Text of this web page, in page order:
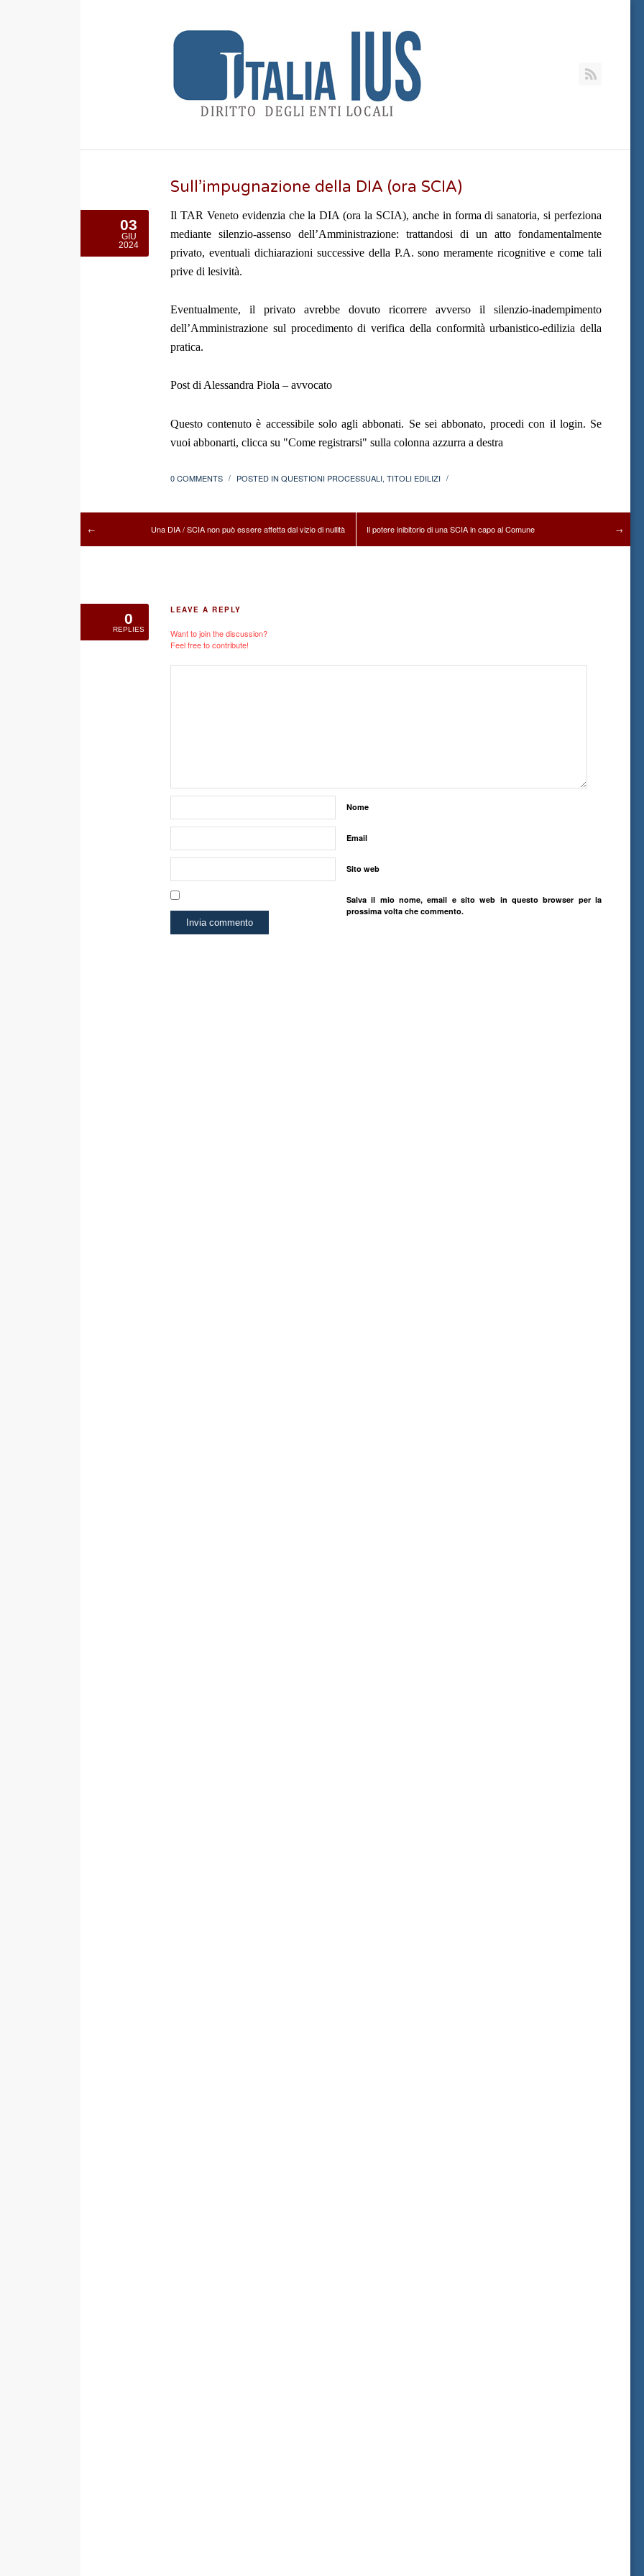
Sull’impugnazione della DIA (ora SCIA)
03
GIU
2024
Il TAR Veneto evidenzia che la DIA (ora la SCIA), anche in forma di sanatoria, si perfeziona
mediante silenzio-assenso dell’Amministrazione: trattandosi di un atto fondamentalmente
privato, eventuali dichiarazioni successive della P.A. sono meramente ricognitive e come tali
prive di lesività.
Eventualmente, il privato avrebbe dovuto ricorrere avverso il silenzio-inadempimento
dell’Amministrazione sul procedimento di verifica della conformità urbanistico-edilizia della
pratica.
Post di Alessandra Piola – avvocato
Questo contenuto è accessibile solo agli abbonati. Se sei abbonato, procedi con il login. Se
vuoi abbonarti, clicca su "Come registrarsi" sulla colonna azzurra a destra
0 COMMENTS / POSTED IN QUESTIONI PROCESSUALI, TITOLI EDILIZI /
← Una DIA / SCIA non può essere affetta dal vizio di nullità Il potere inibitorio di una SCIA in capo al Comune →
0
REPLIES
LEAVE A REPLY
Want to join the discussion?
Feel free to contribute!
Nome
Email
Sito web
Salva il mio nome, email e sito web in questo browser per la
prossima volta che commento.